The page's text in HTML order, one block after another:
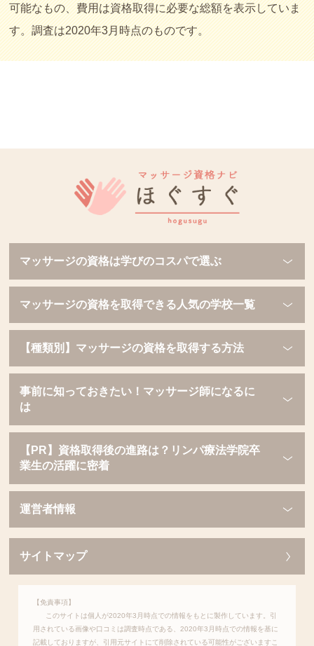
可能なもの、費用は資格取得に必要な総額を表示していま
す。調査は2020年3月時点のものです。
マッサージの資格は学びのコスパで選ぶ
マッサージの資格を取得できる人気の学校一覧
【種類別】マッサージの資格を取得する方法
事前に知っておきたい！マッサージ師になるに
は
【PR】資格取得後の進路は？リンパ療法学院卒
業生の活躍に密着
運営者情報
サイトマップ
【免責事項】
このサイトは個人が2020年3月時点での情報をもとに製作しています。引
用されている画像や口コミは調査時点である、2020年3月時点での情報を基に
記載しておりますが、引用元サイトにて削除されている可能性がございますこ